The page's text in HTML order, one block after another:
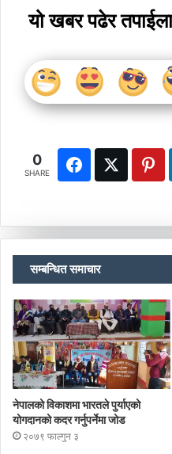
यो खबर पढेर
0
SHARE
सम्बन्धित समाचार
नेपालको विकाशमा भारतले पुर्याएको
योगदानको कदर गर्नुपर्नेमा जोड
२०७९ फाल्गुन ३